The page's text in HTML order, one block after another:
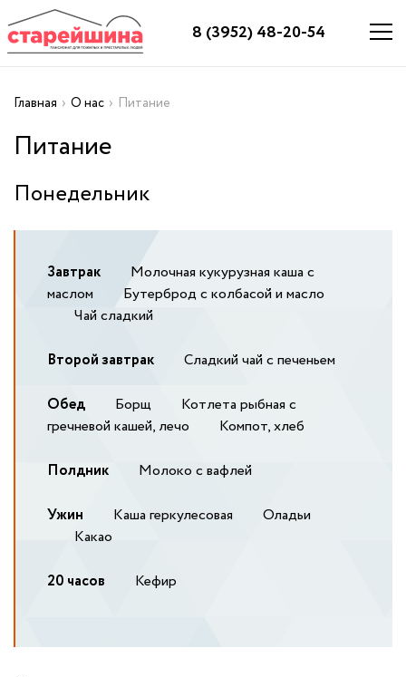
8 (3952) 48-20-54
Главная › О нас › Питание
Питание
Понедельник
Завтрак
Молочная кукурузная каша с
маслом
Бутерброд с колбасой и масло
Чай сладкий
Второй завтрак Сладкий чай с печеньем
Обед Борщ
Котлета рыбная с
гречневой кашей, лечо
Компот, хлеб
Полдник Молоко с вафлей
Ужин Каша геркулесовая
Оладьи
Какао
20 часов Кефир